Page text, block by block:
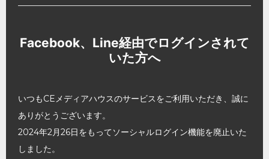
Facebook、Line経由でログインされて
いた方へ
いつもCEメディアハウスのサービスをご利用いただき、誠に
ありがとうございます。
2024年2月26日をもってソーシャルログイン機能を廃止いた
しました。